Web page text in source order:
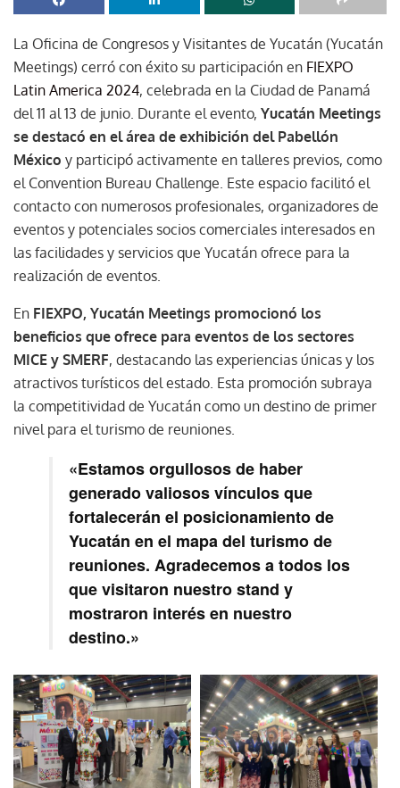
La Oficina de Congresos y Visitantes de Yucatán (Yucatán
Meetings) cerró con éxito su participación en FIEXPO
Latin America 2024, celebrada en la Ciudad de Panamá
del 11 al 13 de junio. Durante el evento, Yucatán Meetings
se destacó en el área de exhibición del Pabellón
México y participó activamente en talleres previos, como
el Convention Bureau Challenge. Este espacio facilitó el
contacto con numerosos profesionales, organizadores de
eventos y potenciales socios comerciales interesados en
las facilidades y servicios que Yucatán ofrece para la
realización de eventos.
En FIEXPO, Yucatán Meetings promocionó los
beneficios que ofrece para eventos de los sectores
MICE y SMERF, destacando las experiencias únicas y los
atractivos turísticos del estado. Esta promoción subraya
la competitividad de Yucatán como un destino de primer
nivel para el turismo de reuniones.
«Estamos orgullosos de haber
generado valiosos vínculos que
fortalecerán el posicionamiento de
Yucatán en el mapa del turismo de
reuniones. Agradecemos a todos los
que visitaron nuestro stand y
mostraron interés en nuestro
destino.»